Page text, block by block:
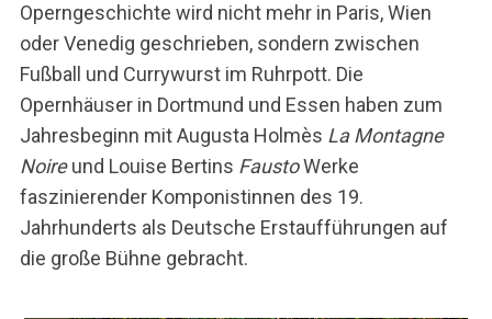
Operngeschichte wird nicht mehr in Paris, Wien
oder Venedig geschrieben, sondern zwischen
Fußball und Currywurst im Ruhrpott. Die
Opernhäuser in Dortmund und Essen haben zum
Jahresbeginn mit Augusta Holmès La Montagne
Noireund Louise Bertins FaustoWerke
faszinierender Komponistinnen des 19.
Jahrhunderts als Deutsche Erstaufführungen auf
die große Bühne gebracht.